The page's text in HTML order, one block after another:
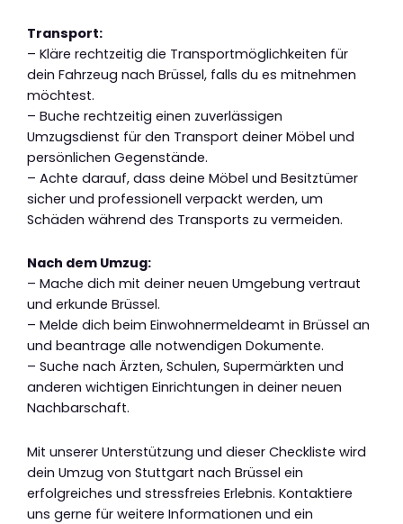
Transport:
– Kläre rechtzeitig die Transportmöglichkeiten für
dein Fahrzeug nach Brüssel, falls du es mitnehmen
möchtest.
– Buche rechtzeitig einen zuverlässigen
Umzugsdienst für den Transport deiner Möbel und
persönlichen Gegenstände.
– Achte darauf, dass deine Möbel und Besitztümer
sicher und professionell verpackt werden, um
Schäden während des Transports zu vermeiden.
Nach dem Umzug:
– Mache dich mit deiner neuen Umgebung vertraut
und erkunde Brüssel.
– Melde dich beim Einwohnermeldeamt in Brüssel an
und beantrage alle notwendigen Dokumente.
– Suche nach Ärzten, Schulen, Supermärkten und
anderen wichtigen Einrichtungen in deiner neuen
Nachbarschaft.
Mit unserer Unterstützung und dieser Checkliste wird
dein Umzug von Stuttgart nach Brüssel ein
erfolgreiches und stressfreies Erlebnis. Kontaktiere
uns gerne für weitere Informationen und ein